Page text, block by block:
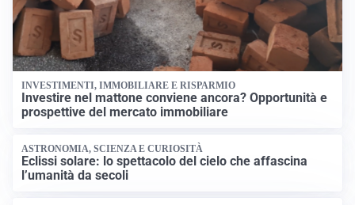
INVESTIMENTI, IMMOBILIARE E RISPARMIO
Investire nel mattone conviene ancora? Opportunità e
prospettive del mercato immobiliare
ASTRONOMIA, SCIENZA E CURIOSITÀ
Eclissi solare: lo spettacolo del cielo che affascina
l’umanità da secoli